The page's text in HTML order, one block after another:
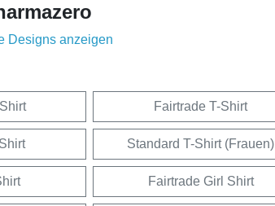
Designs anzeigen
Fairtrade T-Shirt
Standard T-Shirt (Frauen)
Fairtrade Girl Shirt